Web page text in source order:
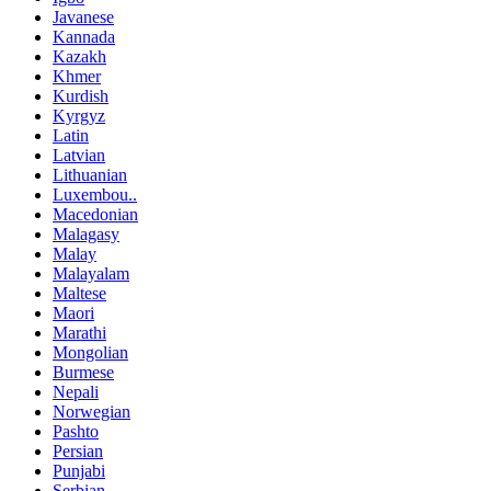
Javanese
Kannada
Kazakh
Khmer
Kurdish
Kyrgyz
Latin
Latvian
Lithuanian
Luxembou..
Macedonian
Malagasy
Malay
Malayalam
Maltese
Maori
Marathi
Mongolian
Burmese
Nepali
Norwegian
Pashto
Persian
Punjabi